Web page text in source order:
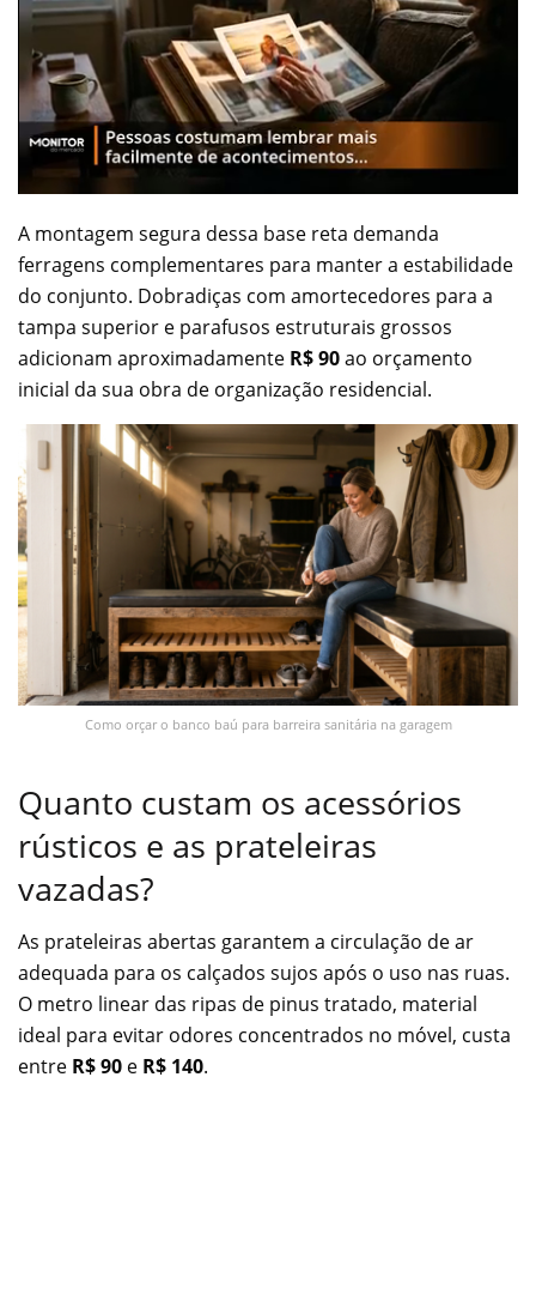
A montagem segura dessa base reta demanda
ferragens complementares para manter a estabilidade
do conjunto. Dobradiças com amortecedores para a
tampa superior e parafusos estruturais grossos
adicionam aproximadamente R$ 90ao orçamento
inicial da sua obra de organização residencial.
Como orçar o banco baú para barreira sanitária na garagem
Quanto custam os acessórios
rústicos e as prateleiras
vazadas?
As prateleiras abertas garantem a circulação de ar
adequada para os calçados sujos após o uso nas ruas.
O metro linear das ripas de pinus tratado, material
ideal para evitar odores concentrados no móvel, custa
entre R$ 90 e R$ 140.